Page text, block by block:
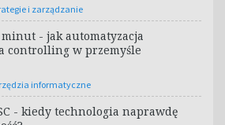
i zarządzanie
- jak automatyzacja
controlling w przemyśle
informatyczne
- kiedy technologia naprawdę